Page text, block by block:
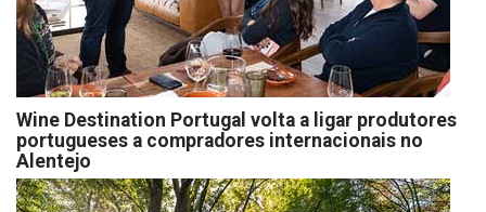
Wine Destination Portugal volta a ligar produtores
portugueses a compradores internacionais no
Alentejo